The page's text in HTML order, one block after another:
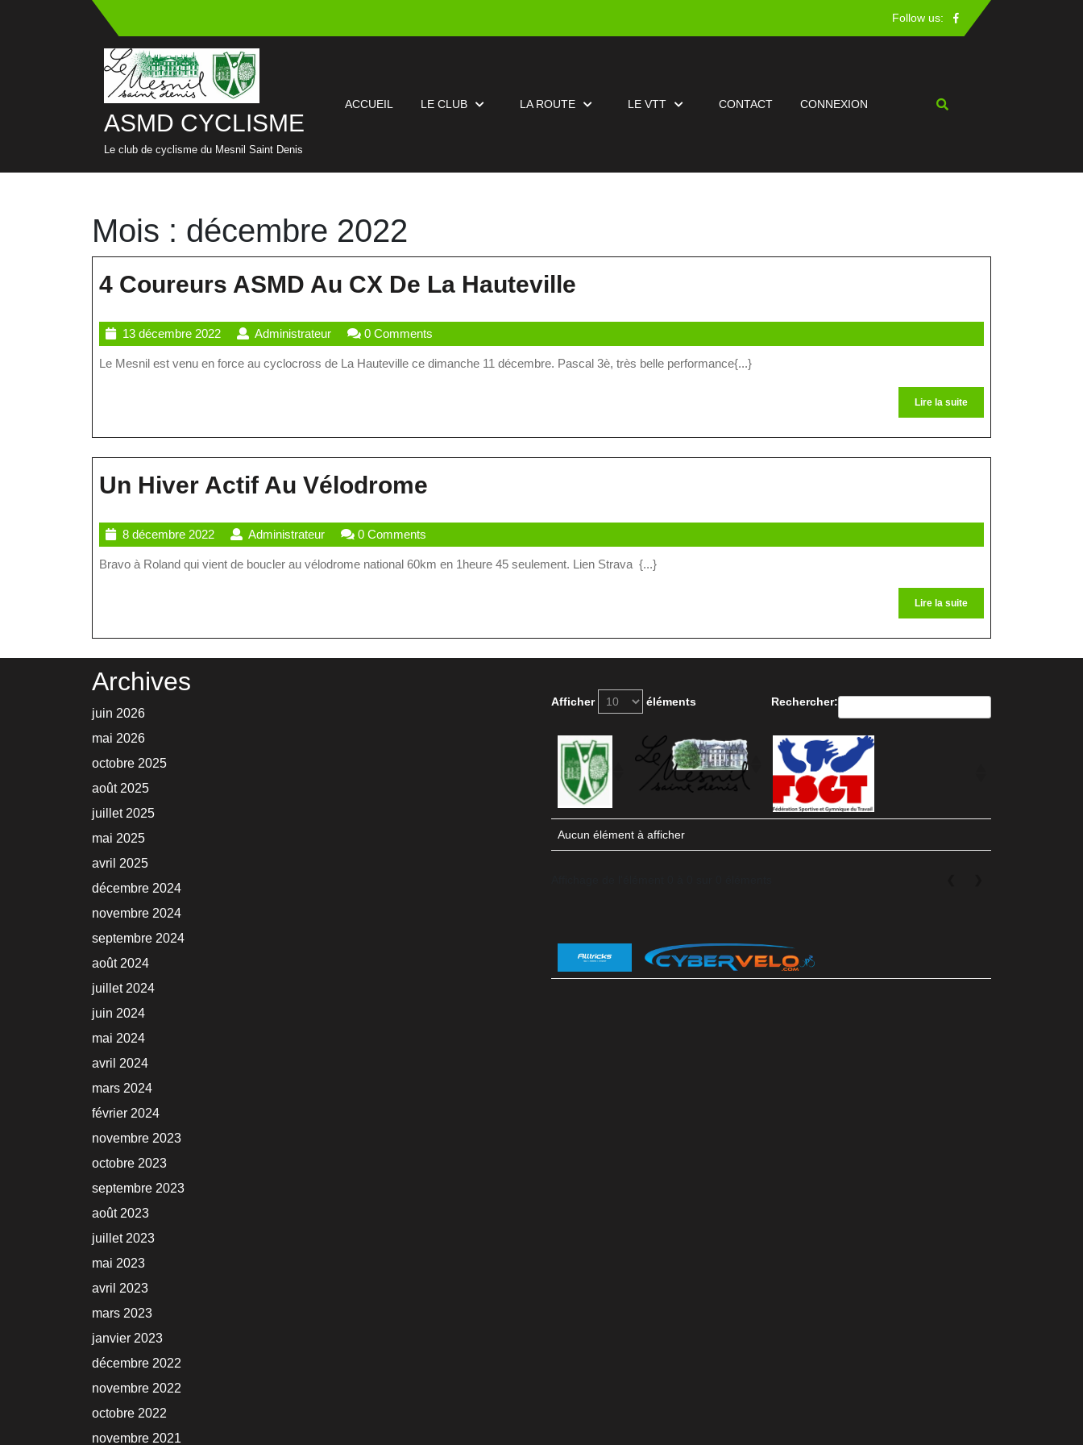
Follow us:
Facebook
ASMD CYCLISME
Le club de cyclisme du Mesnil Saint Denis
ACCUEIL LE CLUB LA ROUTE LE VTT CONTACT CONNEXION
Mois : décembre 2022
4 Coureurs ASMD Au CX De La Hauteville
ASMD
Au
La
13 décembre 202213
décembre
2022
AdministrateurAdministrateur
0 Comments
Le Mesnil est venu en force au cyclocross de La Hauteville ce dimanche 11 décembre. Pascal 3è, très belle performance{...}
Lire la suiteLire
la
Un Hiver Actif Au Vélodrome
Actif
Au
8 décembre 20228
décembre
2022
AdministrateurAdministrateur
0 Comments
Bravo à Roland qui vient de boucler au vélodrome national 60km en 1heure 45 seulement. Lien Strava {...}
Lire la suiteLire
la
Archives
juin 2026
mai 2026
octobre 2025
août 2025
juillet 2025
mai 2025
avril 2025
décembre 2024
novembre 2024
septembre 2024
août 2024
juillet 2024
juin 2024
mai 2024
avril 2024
mars 2024
février 2024
novembre 2023
octobre 2023
septembre 2023
août 2023
juillet 2023
mai 2023
avril 2023
mars 2023
janvier 2023
décembre 2022
novembre 2022
octobre 2022
novembre 2021
Afficher éléments Rechercher:
Aucun élément à afficher